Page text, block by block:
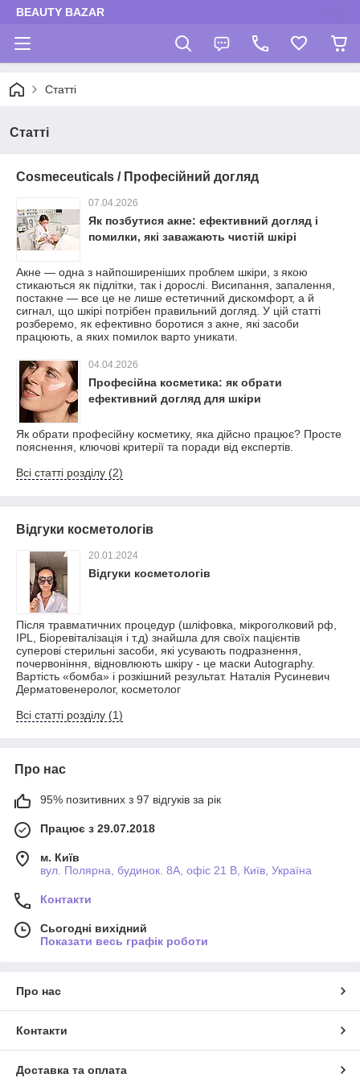
BEAUTY BAZAR
Статті
Статті
Cosmeceuticals / Професійний догляд
07.04.2026
Як позбутися акне: ефективний догляд і
помилки, які заважають чистій шкірі
Акне — одна з найпоширеніших проблем шкіри, з якою
стикаються як підлітки, так і дорослі. Висипання, запалення,
постакне — все це не лише естетичний дискомфорт, а й
сигнал, що шкірі потрібен правильний догляд. У цій статті
розберемо, як ефективно боротися з акне, які засоби
працюють, а яких помилок варто уникати.
04.04.2026
Професійна косметика: як обрати
ефективний догляд для шкіри
Як обрати професійну косметику, яка дійсно працює? Просте
пояснення, ключові критерії та поради від експертів.
Всі статті розділу (2)
Відгуки косметологів
20.01.2024
Відгуки косметологів
Після травматичних процедур (шліфовка, мікроголковий рф,
IPL, Біоревіталізація і т.д) знайшла для своїх пацієнтів
суперові стерильні засоби, які усувають подразнення,
почервоніння, відновлюють шкіру - це маски Autography.
Вартість «бомба» і розкішний результат. Наталія Русиневич
Дерматовенеролог, косметолог
Всі статті розділу (1)
Про нас
95% позитивних з 97 відгуків за рік
Працює з 29.07.2018
м. Київ
вул. Полярна, будинок. 8А, офіс 21 В, Київ, Україна
Контакти
Сьогодні вихідний
Показати весь графік роботи
Про нас
Контакти
Доставка та оплата